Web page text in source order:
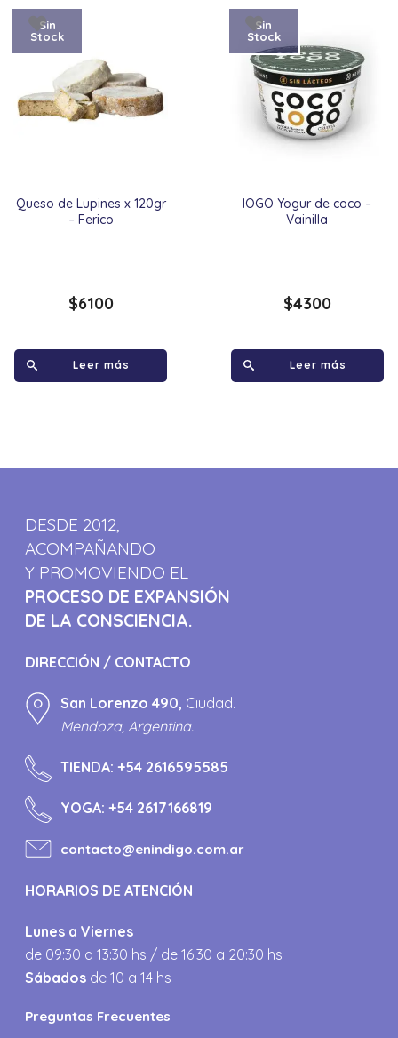
Queso de Lupines x 120gr
– Ferico
Sin
Stock
$6100
Leer más
IOGO Yogur de coco –
Vainilla
Sin
Stock
$4300
Leer más
DESDE 2012,
ACOMPAÑANDO
Y PROMOVIENDO EL
PROCESO DE EXPANSIÓN
DE LA CONSCIENCIA.
DIRECCIÓN / CONTACTO
San Lorenzo 490, Ciudad.
Mendoza, Argentina.
TIENDA:+54 2616595585
YOGA:+54 2617166819
contacto@enindigo.com.ar
HORARIOS DE ATENCIÓN
Lunes a Viernes
de 09:30 a 13:30 hs / de 16:30 a 20:30 hs
Sábados de 10 a 14 hs
Preguntas Frecuentes